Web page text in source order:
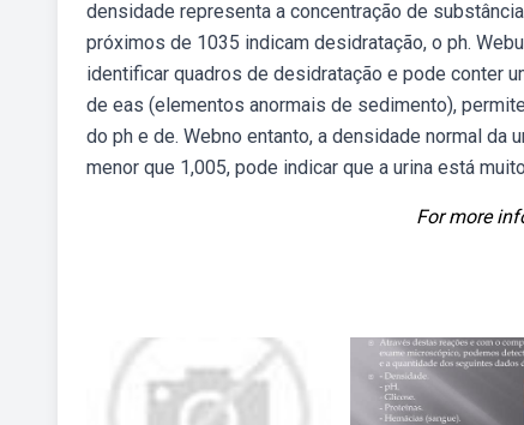
densidade representa a concentração de
próximos de 1035 indicam desidratação, o ph.
identificar quadros de desidratação e pode conter
de eas (elementos anormais de sedimento),
do ph e de. Webno entanto, a densidade normal
menor que 1,005, pode indicar que a urina está
For more